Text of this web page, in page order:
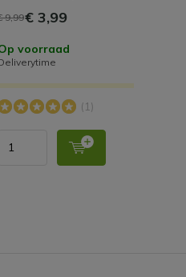
9,99€ 3,99
voorraad
(1)